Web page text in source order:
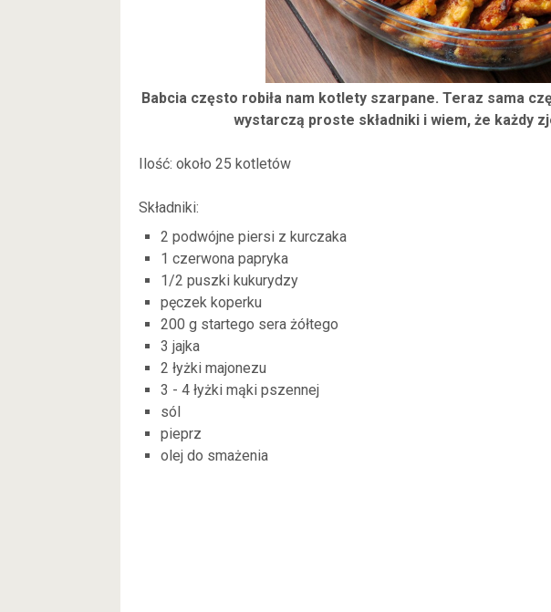
Babcia często robiła nam kotlety szarpane. Teraz sama
wystarczą proste składniki i wiem, że każdy
Ilość: około 25 kotletów
Składniki:
2 podwójne piersi z kurczaka
1 czerwona papryka
1/2 puszki kukurydzy
pęczek koperku
200 g startego sera żółtego
3 jajka
2 łyżki majonezu
3 - 4 łyżki mąki pszennej
sól
pieprz
olej do smażenia